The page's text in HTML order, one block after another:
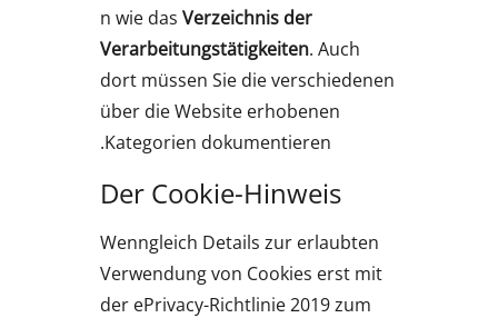
n wie das Verzeichnis der
Verarbeitungstätigkeiten. Auch
dort müssen Sie die verschiedenen
über die Website erhobenen
Kategorien dokumentieren.
Der Cookie-Hinweis
Wenngleich Details zur erlaubten
Verwendung von Cookies erst mit
der ePrivacy-Richtlinie 2019 zum